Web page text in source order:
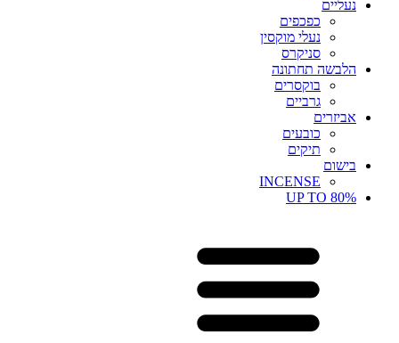
נעליים
כפכפים
נעלי מוקסין
סניקרס
הלבשה תחתונה
בוקסרים
גרביים
אביזרים
כובעים
תיקים
בישום
INCENSE
UP TO 80%